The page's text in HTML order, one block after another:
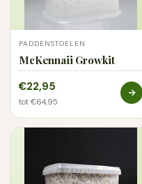
rapport toe.
PADDENSTOELEN
McKennaii Growkit
€22,95
tot €64,95